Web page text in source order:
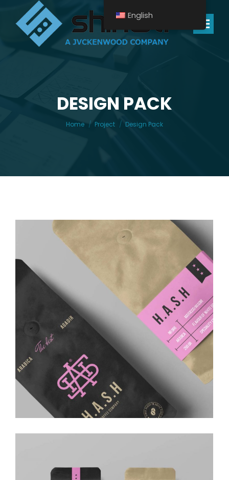
DESIGN PACK
You are here:
Home Project Design Pack
English